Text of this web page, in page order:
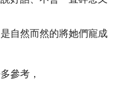
自然而然的將她們寵成
參考，